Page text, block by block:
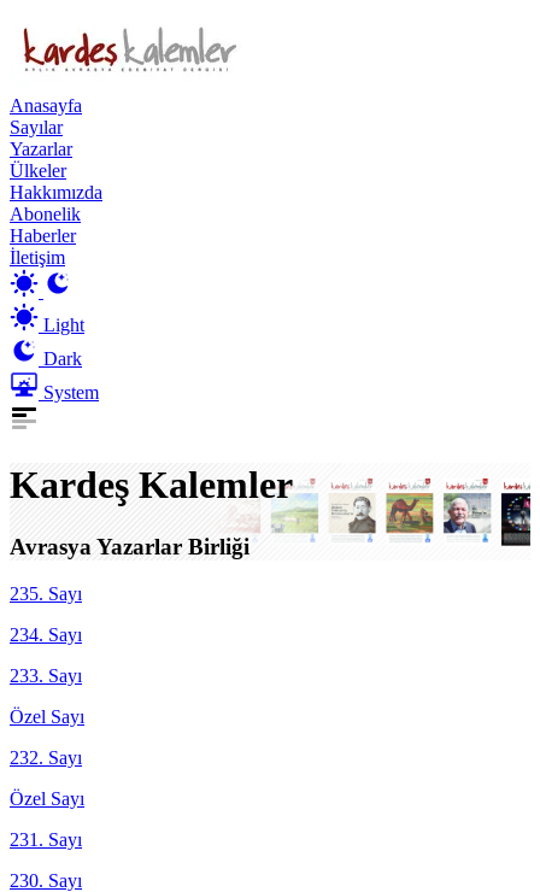
Anasayfa
Sayılar
Yazarlar
Ülkeler
Hakkımızda
Abonelik
Haberler
İletişim
Light
Dark
System
Kardeş Kalemler
Avrasya Yazarlar Birliği
235. Sayı
234. Sayı
233. Sayı
Özel Sayı
232. Sayı
Özel Sayı
231. Sayı
230. Sayı